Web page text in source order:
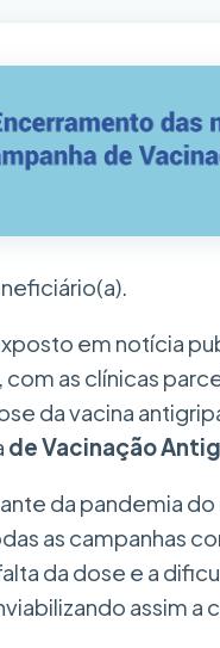
em notícia
com as clínicas
da vacina
de Vacinação
da pandemia
as campanhas
da dose e a
assim